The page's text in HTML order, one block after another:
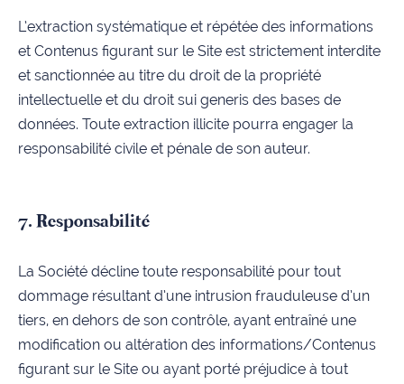
L’extraction systématique et répétée des informations
et Contenus figurant sur le Site est strictement interdite
et sanctionnée au titre du droit de la propriété
intellectuelle et du droit sui generis des bases de
données. Toute extraction illicite pourra engager la
responsabilité civile et pénale de son auteur.
7. Responsabilité
La Société décline toute responsabilité pour tout
dommage résultant d’une intrusion frauduleuse d’un
tiers, en dehors de son contrôle, ayant entraîné une
modification ou altération des informations/Contenus
figurant sur le Site ou ayant porté préjudice à tout